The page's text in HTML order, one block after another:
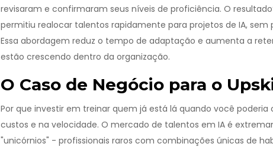
revisaram e confirmaram seus níveis de proficiência. O
permitiu realocar talentos rapidamente para projetos de IA, sem
Essa abordagem reduz o tempo de adaptação e aumenta a
estão crescendo dentro da organização.
O Caso de Negócio para o
Por que investir em treinar quem já está lá quando você
custos e na velocidade. O mercado de talentos em IA é
"unicórnios" - profissionais raros com combinações únicas de